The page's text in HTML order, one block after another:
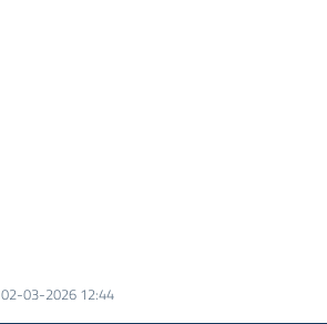
02-03-2026 12:44